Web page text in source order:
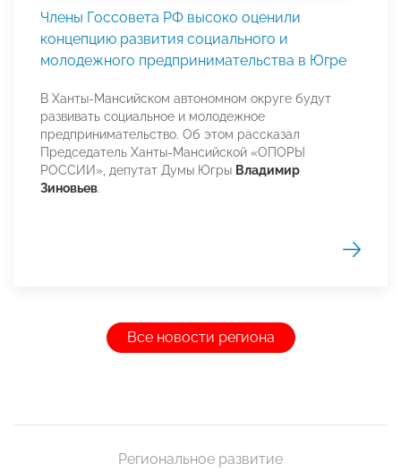
Члены Госсовета РФ высоко оценили
концепцию развития социального и
молодежного предпринимательства в Югре
В Ханты-Мансийском автономном округе будут
развивать социальное и молодежное
предпринимательство. Об этом рассказал
Председатель Ханты-Мансийской «ОПОРЫ
РОССИИ», депутат Думы Югры Владимир
Зиновьев.
Все новости региона
Региональное развитие